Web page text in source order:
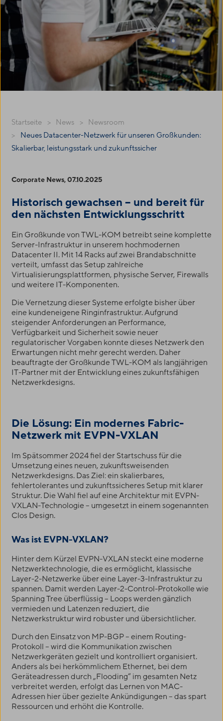
Startseite News
Newsroom
Neues Datacenter-Netzwerk für unseren Großkunden:
Skalierbar, leistungsstark und zukunftssicher
Corporate News, 07.10.2025
Historisch gewachsen – und bereit für
den nächsten Entwicklungsschritt
Ein Großkunde vonTWL-KOM betreibt seine komplette
Server-Infrastruktur in unserem hochmodernen
Datacenter II. Mit 14 Racks auf zwei Brandabschnitte
verteilt, umfasst das Setup zahlreiche
Virtualisierungsplattformen, physische Server, Firewalls
und weitere IT-Komponenten.
Die Vernetzung dieser Systeme erfolgte bisher über
eine kundeneigene Ringinfrastruktur. Aufgrund
steigender Anforderungen an Performance,
Verfügbarkeit und Sicherheit sowie neuer
regulatorischer Vorgaben konnte dieses Netzwerk den
Erwartungen nicht mehr gerecht werden. Daher
beauftragte der GroßkundeTWL-KOM als langjährigen
IT-Partner mit der Entwicklung eines zukunftsfähigen
Netzwerkdesigns.
Die Lösung: Ein modernes Fabric-
Netzwerk mit EVPN-VXLAN
Im Spätsommer 2024 fiel der Startschuss für die
Umsetzung eines neuen, zukunftsweisenden
Netzwerkdesigns. Das Ziel: ein skalierbares,
fehlertolerantes und zukunftssicheres Setup mit klarer
Struktur. Die Wahl fiel auf eine Architektur mit EVPN-
VXLAN-Technologie – umgesetzt in einem sogenannten
Clos Design.
Was ist EVPN-VXLAN?
Hinter dem Kürzel EVPN-VXLAN steckt eine moderne
Netzwerktechnologie, die es ermöglicht, klassische
Layer-2-Netzwerke über eine Layer-3-Infrastruktur zu
spannen. Damit werden Layer-2-Control-Protokolle wie
Spanning Tree überflüssig – Loops werden gänzlich
vermieden und Latenzen reduziert, die
Netzwerkstruktur wird robuster und übersichtlicher.
Durch den Einsatz von MP-BGP – einem Routing-
Protokoll – wird die Kommunikation zwischen
Netzwerkgeräten gezielt und kontrolliert organisiert.
Anders als bei herkömmlichem Ethernet, bei dem
Geräteadressen durch „Flooding“ im gesamten Netz
verbreitet werden, erfolgt das Lernen von MAC-
Adressen hier über gezielte Ankündigungen – das spart
Ressourcen und erhöht die Kontrolle.